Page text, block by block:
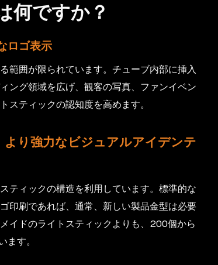
何ですか？
ロゴ表示
範囲が限られています。チューブ内部に挿入
ング領域を広げ、観客の写真、ファンイベン
スティックの認知度を高めます。
り強力なビジュアルアイデンテ
ティックの構造を利用しています。標準的な
印刷であれば、通常、新しい製品金型は必要
イドのライトスティックよりも、200個から
す。